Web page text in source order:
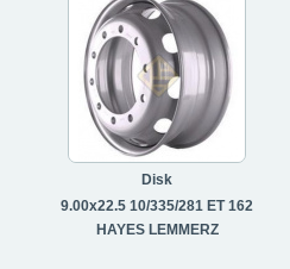
Disk
9.00x22.5 10/335/281 ET 162
HAYES LEMMERZ